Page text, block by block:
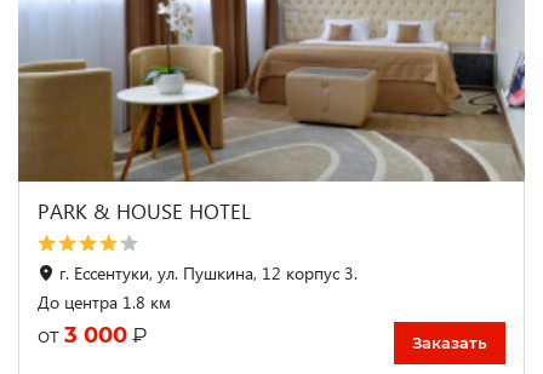
PARK & HOUSE HOTEL
г. Ессентуки, ул. Пушкина, 12 корпус 3.
До центра 1.8 км
от 3 000 ₽ Заказать